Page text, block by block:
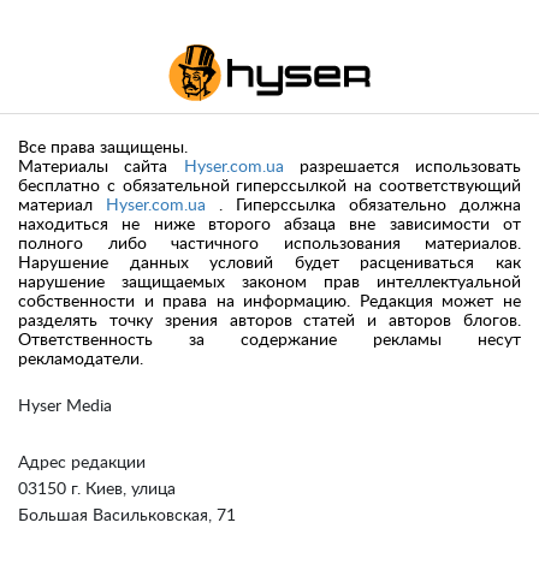
Hyser Media
Адрес редакции
03150 г. Киев, улица
Большая Васильковская, 71
Все права защищены.
Материалы сайта
Hyser.com.ua разрешается использовать
бесплатно с обязательной гиперссылкой на соответствующий
материал
Hyser.com.ua . Гиперссылка обязательно должна
находиться не ниже второго абзаца вне зависимости от
полного либо частичного использования материалов.
Нарушение данных условий будет расцениваться как
нарушение защищаемых законом прав интеллектуальной
собственности и права на информацию. Редакция может не
разделять точку зрения авторов статей и авторов блогов.
Ответственность за содержание рекламы несут
рекламодатели.